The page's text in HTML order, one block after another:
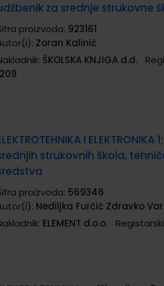
za srednje strukovne
proizvoda: 923161
Zoran Kalinić
ŠKOLSKA KNJIGA d.d.
I
strukovnih škola,
proizvoda: 569346
Nediljka Furčić Zdravko
ELEMENT d.o.o.